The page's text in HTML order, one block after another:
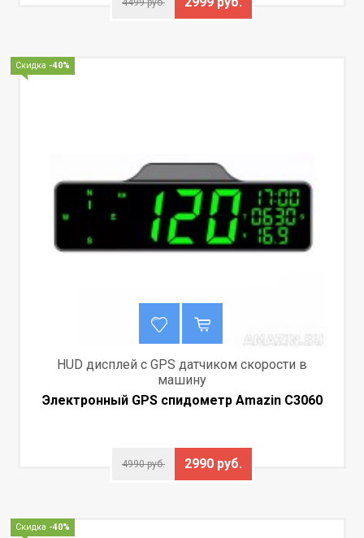
4499 руб.
Скидка -40%
HUD дисплей с GPS датчиком скорости в
машину
Электронный GPS спидометр Amazin C3060
4990 руб. 2990 руб.
Скидка -40%